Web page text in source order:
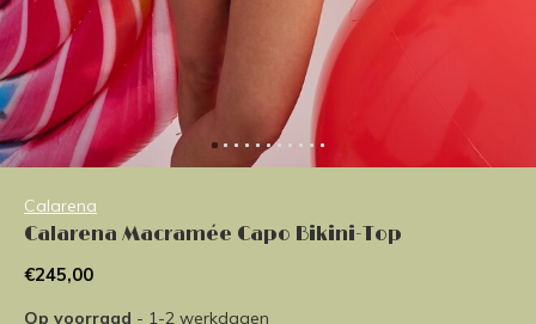
Calarena
Calarena Macramée Capo Bikini-Top
€245,00
Op voorraad - 1-2 werkdagen